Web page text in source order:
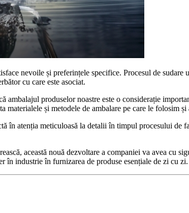
nevoile și preferințele specifice. Procesul de
cu care este asociat.
produselor noastre este o considerație
și metodele de ambalare pe care le folosim
în atenția meticuloasă la detalii în timpul procesului de
această nouă dezvoltare a companiei va avea cu
în industrie în furnizarea de produse esențiale de zi cu zi.